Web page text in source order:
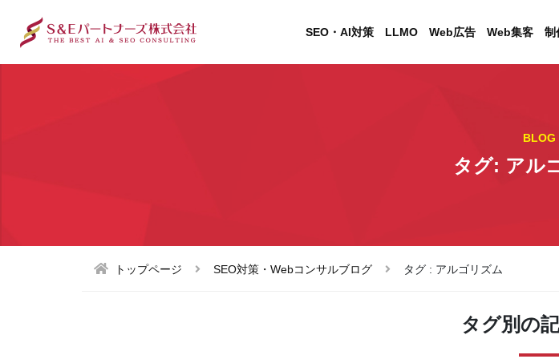
SEO・AI対策 LLMO Web広告 Web集客 制
BLOG
タグ: アル
トップページ SEO対策・Webコンサルブログ タグ : アルゴリズム
タグ別の